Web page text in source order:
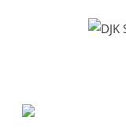
Radfahren
Rollkunstlauf